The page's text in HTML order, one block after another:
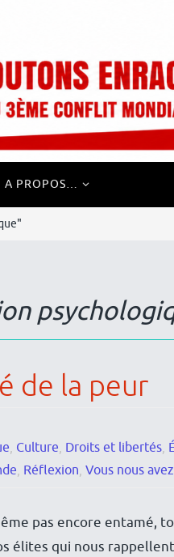
A PROPOS…
de la peur
, Culture, Droits et libertés,
, Réflexion, Vous nous
pas encore entamé,
élites qui nous